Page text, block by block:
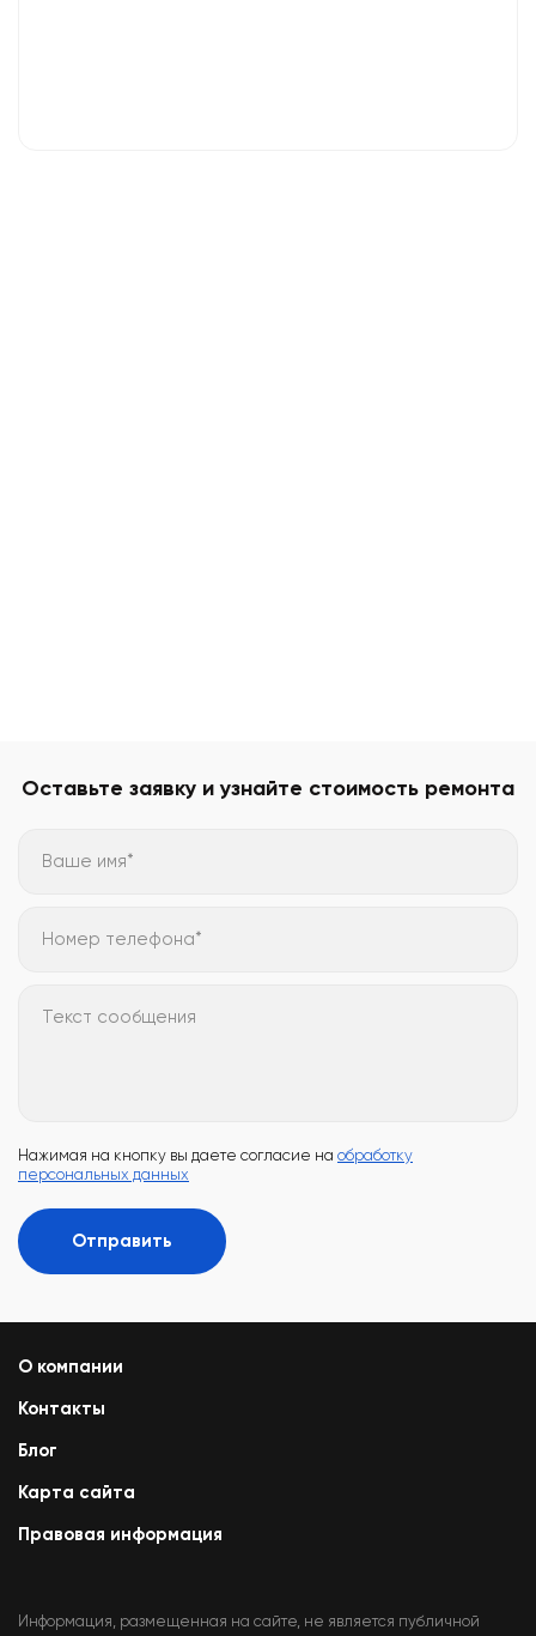
Оставьте заявку и узнайте стоимость ремонта
Ваше имя*
Номер телефона*
Текст сообщения
Нажимая на кнопку вы даете согласие на обработку
персональных данных
Отправить
О компании
Контакты
Блог
Карта сайта
Правовая информация
Информация, размещенная на сайте, не является публичной